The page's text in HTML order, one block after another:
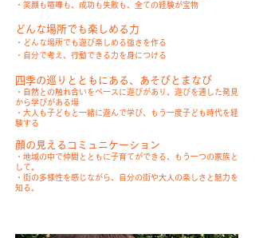
・笑顔も喧嘩も、成功も失敗も、全ての経験が宝物
どんな場所でも楽しめる力
・ どんな場所でも遊び楽しめる強さを作る
・自分で考え、行動できる力を身につける
四季の巡りとともにある、あそびとまなび
・自然との触れ合いをベースに遊びがあり、遊びを通した発見
から学びがある場
・大人も子どもと一緒に遊んで学び、もう一度子ども時代を経
験する
顔の見えるコミュニケーション
・地域の中で仲間とともに子育てができる、もう一つの家族と
して。
​・街の多様性を感じながら、自分の街や大人の楽しさと魅力を
知る。